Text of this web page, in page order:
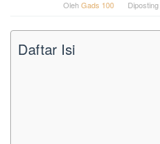
OlehGads 100
Daftar Isi